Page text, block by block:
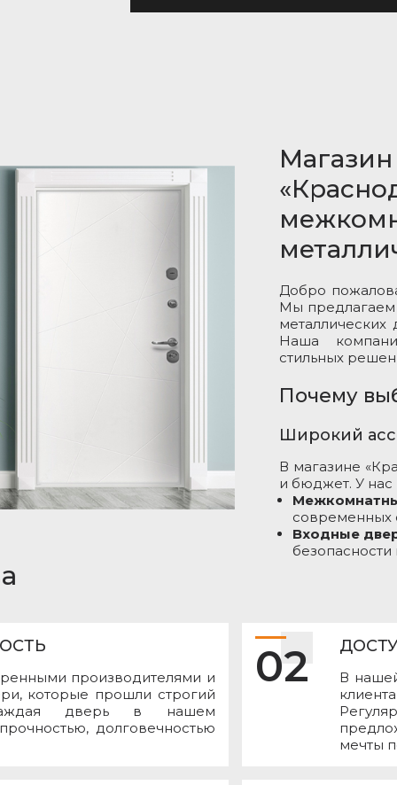
Добро
Мы предлагаем
Наша
стильных
Почему
Широкий
В магазине
и бюджет. У
современных
Входные
производителями и
которые прошли строгий
дверь в нашем
долговечностью
02
В
мечты